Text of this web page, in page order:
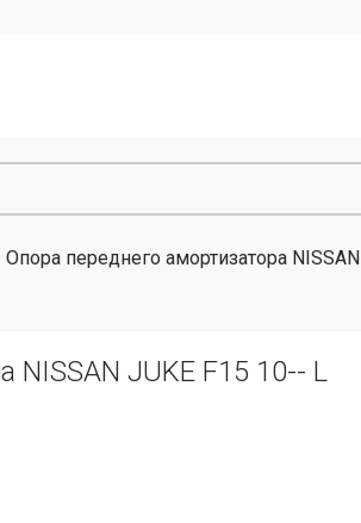
Опора переднего амортизатора
NISSAN JUKE F15 10-- L